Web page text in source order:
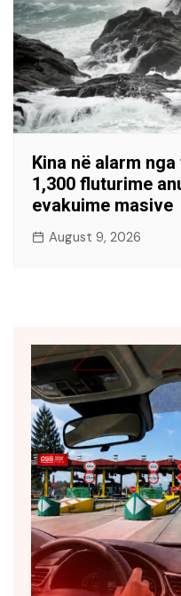
Kina në alarm
1,300 fluturime
evakuime masive
August 9, 2026